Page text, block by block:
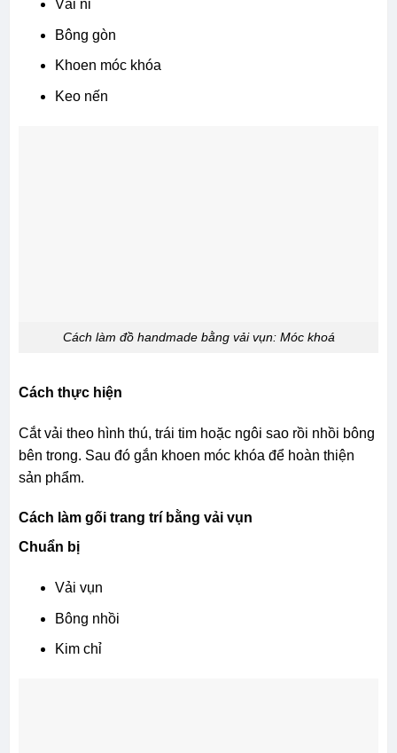
Vải nỉ
Bông gòn
Khoen móc khóa
Keo nến
Cách làm đồ handmade bằng vải vụn: Móc khoá
Cách thực hiện
Cắt vải theo hình thú, trái tim hoặc ngôi sao rồi nhồi bông
bên trong. Sau đó gắn khoen móc khóa để hoàn thiện
sản phẩm.
Cách làm gối trang trí bằng vải vụn
Chuẩn bị
Vải vụn
Bông nhồi
Kim chỉ